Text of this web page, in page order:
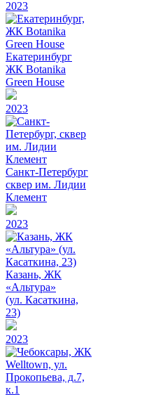
2023
Екатеринбург
ЖК Botanika
Green House
2023
Санкт-Петербург
сквер им. Лидии
Клемент
2023
Казань, ЖК
«Альтура»
(ул. Касаткина,
23)
2023